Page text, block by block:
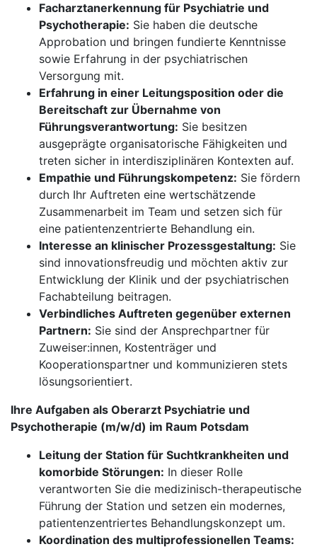
Facharztanerkennung für Psychiatrie und
Psychotherapie: Sie haben die deutsche
Approbation und bringen fundierte Kenntnisse
sowie Erfahrung in der psychiatrischen
Versorgung mit.
Erfahrung in einer Leitungsposition oder die
Bereitschaft zur Übernahme von
Führungsverantwortung: Sie besitzen
ausgeprägte organisatorische Fähigkeiten und
treten sicher in interdisziplinären Kontexten auf.
Empathie und Führungskompetenz: Sie fördern
durch Ihr Auftreten eine wertschätzende
Zusammenarbeit im Team und setzen sich für
eine patientenzentrierte Behandlung ein.
Interesse an klinischer Prozessgestaltung: Sie
sind innovationsfreudig und möchten aktiv zur
Entwicklung der Klinik und der psychiatrischen
Fachabteilung beitragen.
Verbindliches Auftreten gegenüber externen
Partnern: Sie sind der Ansprechpartner für
Zuweiser:innen, Kostenträger und
Kooperationspartner und kommunizieren stets
lösungsorientiert.
Ihre Aufgaben als Oberarzt Psychiatrie und
Psychotherapie (m/w/d) im Raum Potsdam
Leitung der Station für Suchtkrankheiten und
komorbide Störungen: In dieser Rolle
verantworten Sie die medizinisch-therapeutische
Führung der Station und setzen ein modernes,
patientenzentriertes Behandlungskonzept um.
Koordination des multiprofessionellen Teams: